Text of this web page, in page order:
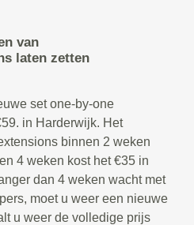
van
laten zetten
set one-by-one
in Harderwijk. Het
binnen 2 weken
4 weken kost het €35 in
dan 4 weken wacht met
moet u weer een nieuwe
u weer de volledige prijs